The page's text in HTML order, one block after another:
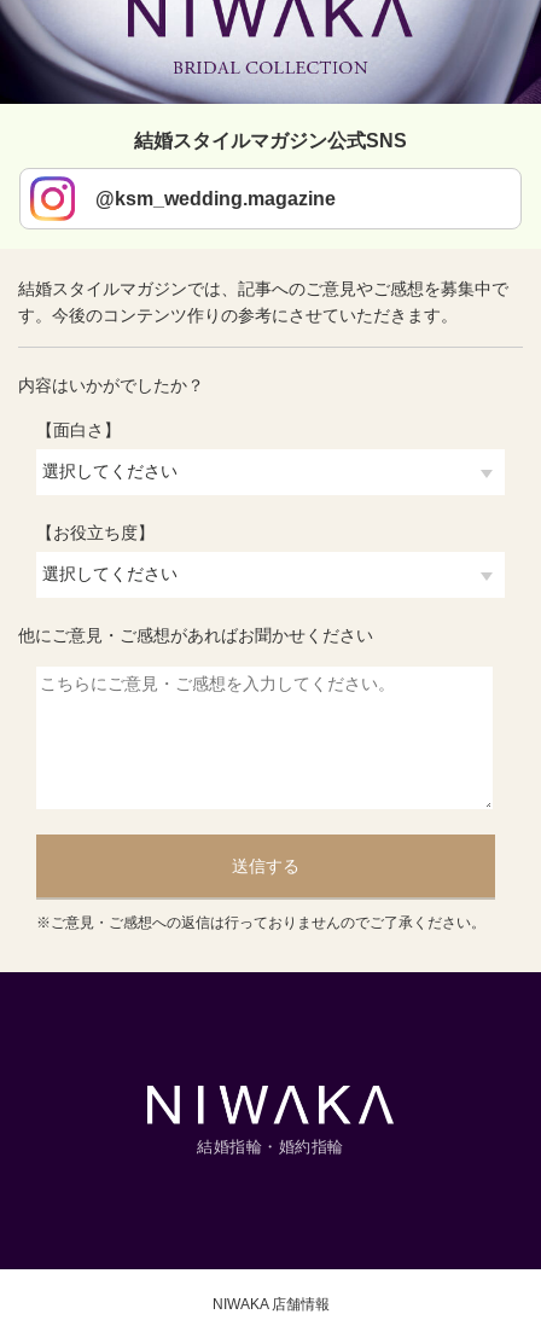
結婚スタイルマガジン公式SNS
@ksm_wedding.magazine
結婚スタイルマガジンでは、記事へのご意見やご感想を募集中で
す。今後のコンテンツ作りの参考にさせていただきます。
内容はいかがでしたか？
【面白さ】
【お役立ち度】
他にご意見・ご感想があればお聞かせください
送信する
※ご意見・ご感想への返信は行っておりませんのでご了承ください。
結婚指輪・婚約指輪
NIWAKA 店舗情報